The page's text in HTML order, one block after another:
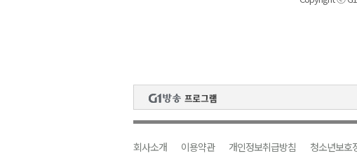
회사소개 이용약관 개인정보취급방침 청소년보호